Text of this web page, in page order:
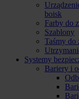
boisk
Farby do
Szablony
Taśmy do
Systemy
Bariery i